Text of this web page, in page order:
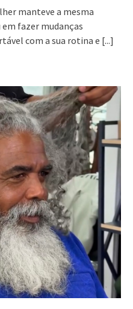
manteve a mesma
fazer mudanças
com a sua rotina e [...]